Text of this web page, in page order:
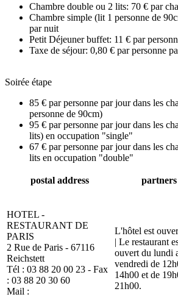
Chambre double ou 2 lits: 70 € par
Chambre simple (lit 1 personne de
par nuit
Petit Déjeuner buffet: 11 € par
Taxe de séjour: 0,80 € par personne
Soirée étape
85 € par personne par jour dans les
personne de 90cm)
95 € par personne par jour dans les
lits) en occupation "single"
67 € par personne par jour dans les
lits en occupation "double"
postal address partners
HOTEL -
RESTAURANT DE
PARIS
2 Rue de Paris - 67116
Reichstett
Tél : 03 88 20 00 23 - Fax
: 03 88 20 30 60
Mail :
L'hôtel est
| Le restaurant
ouvert du lundi
vendredi de
14h00 et de
21h00.